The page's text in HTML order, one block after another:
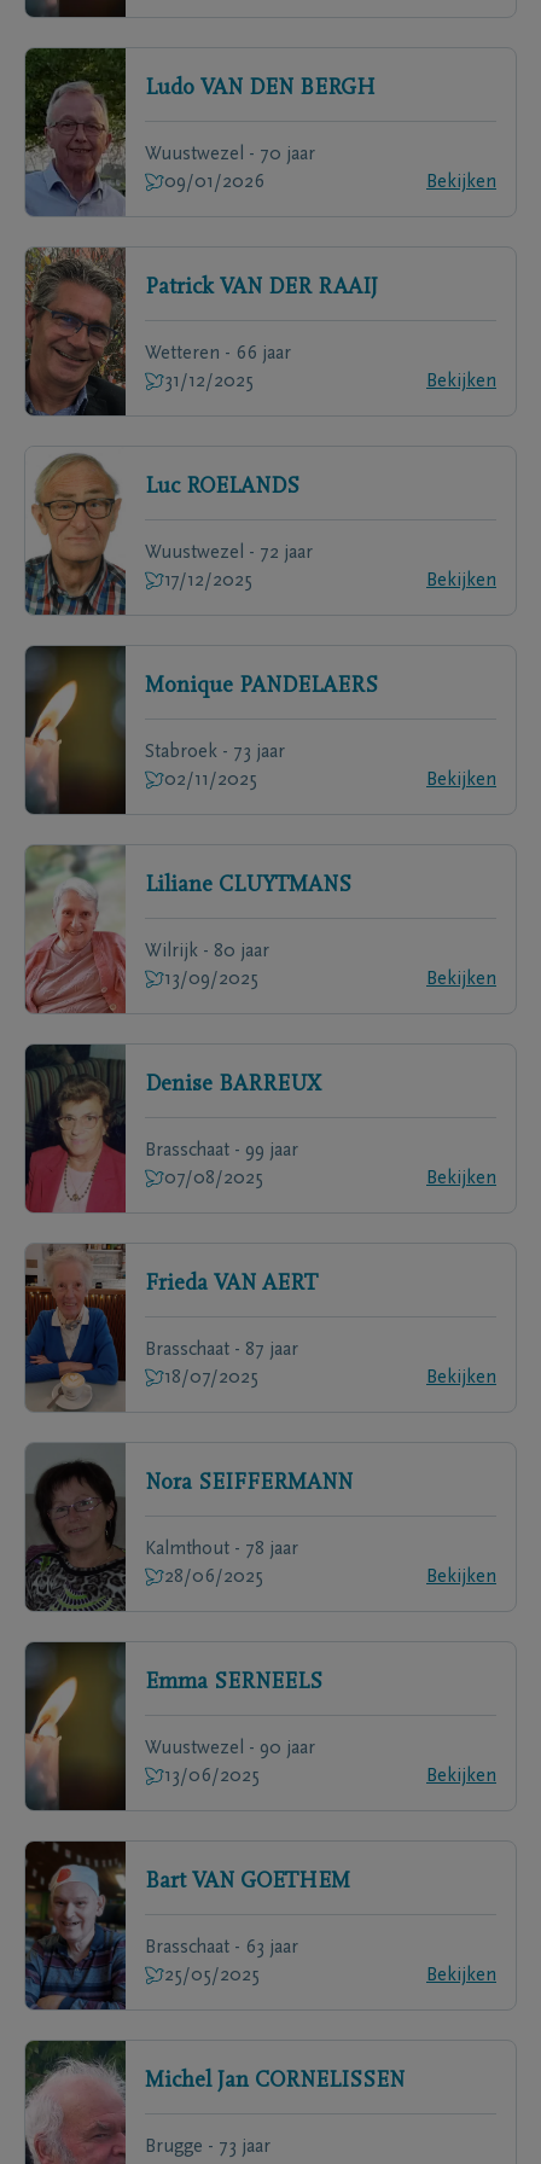
Ludo VAN DEN BERGH
Wuustwezel - 70 jaar
09/01/2026
Bekijken
Patrick VAN DER RAAIJ
Wetteren - 66 jaar
31/12/2025
Bekijken
Luc ROELANDS
Wuustwezel - 72 jaar
17/12/2025
Bekijken
Monique PANDELAERS
Stabroek - 73 jaar
02/11/2025
Bekijken
Liliane CLUYTMANS
Wilrijk - 80 jaar
13/09/2025
Bekijken
Denise BARREUX
Brasschaat - 99 jaar
07/08/2025
Bekijken
Frieda VAN AERT
Brasschaat - 87 jaar
18/07/2025
Bekijken
Nora SEIFFERMANN
Kalmthout - 78 jaar
28/06/2025
Bekijken
Emma SERNEELS
Wuustwezel - 90 jaar
13/06/2025
Bekijken
Bart VAN GOETHEM
Brasschaat - 63 jaar
25/05/2025
Bekijken
Michel Jan CORNELISSEN
Brugge - 73 jaar